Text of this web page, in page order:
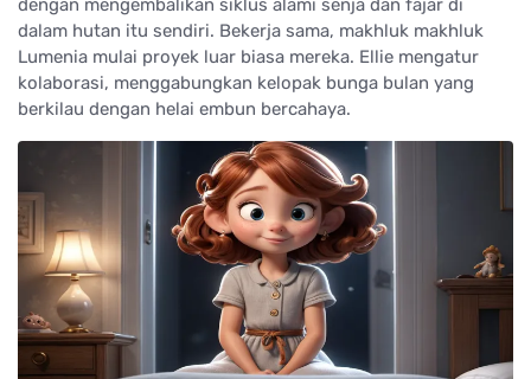
dengan mengembalikan siklus alami senja dan fajar di
dalam hutan itu sendiri. Bekerja sama, makhluk makhluk
Lumenia mulai proyek luar biasa mereka. Ellie mengatur
kolaborasi, menggabungkan kelopak bunga bulan yang
berkilau dengan helai embun bercahaya.